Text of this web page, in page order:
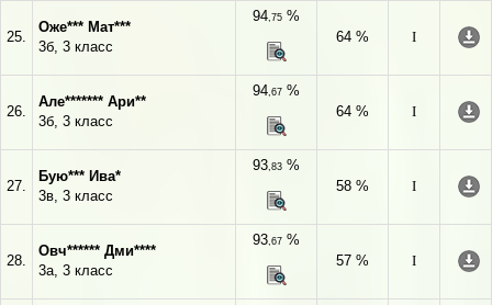
25.
Оже*** Мат***
3б, 3 класс
94,75 %
64 %
I
26.
Але******* Ари**
3б, 3 класс
94,67 %
64 %
I
27.
Бую*** Ива*
3в, 3 класс
93,83 %
58 %
I
28.
Овч****** Дми****
3а, 3 класс
93,67 %
57 %
I